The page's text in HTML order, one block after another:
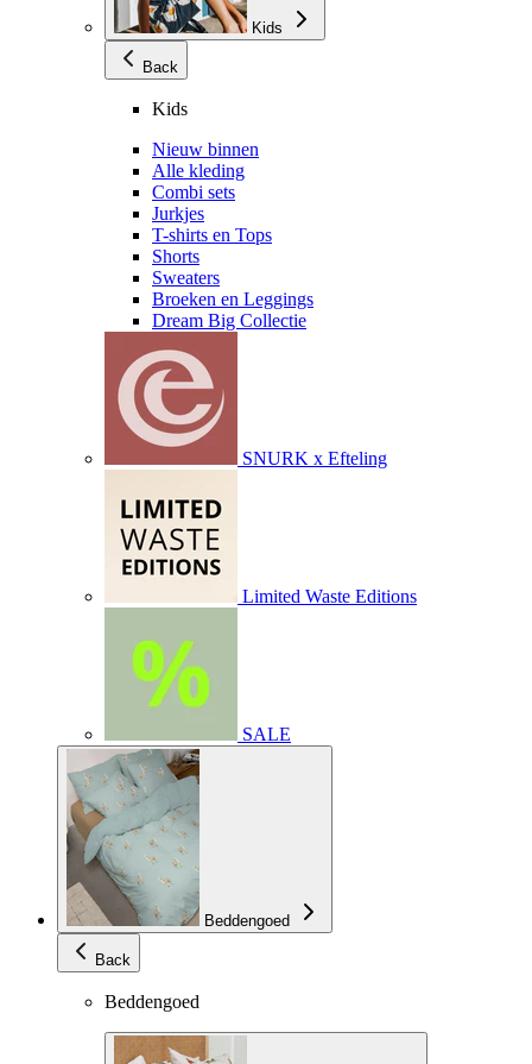
Kids
Back
Kids
Nieuw binnen
Alle kleding
Combi sets
Jurkjes
T-shirts en Tops
Shorts
Sweaters
Broeken en Leggings
Dream Big Collectie
SNURK x Efteling
Limited Waste Editions
SALE
Beddengoed
Back
Beddengoed